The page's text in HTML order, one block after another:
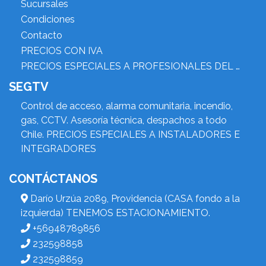
Sucursales
Condiciones
Contacto
PRECIOS CON IVA
PRECIOS ESPECIALES A PROFESIONALES DEL RUBRO
SEGTV
Control de acceso, alarma comunitaria, incendio,
gas, CCTV. Asesoría técnica, despachos a todo
Chile. PRECIOS ESPECIALES A INSTALADORES E
INTEGRADORES
CONTÁCTANOS
Darío Urzúa 2089, Providencia (CASA fondo a la
izquierda) TENEMOS ESTACIONAMIENTO.
+56948789856
232598858
232598859